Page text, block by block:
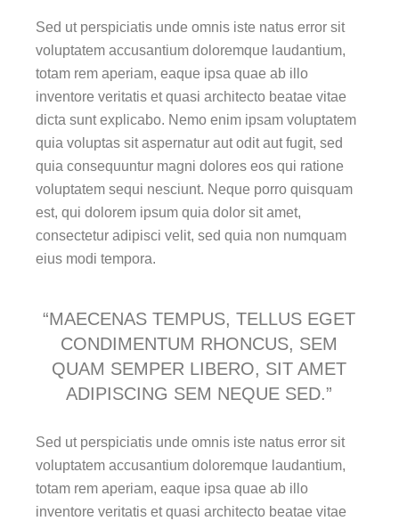
Sed ut perspiciatis unde omnis iste natus error sit
voluptatem accusantium doloremque laudantium,
totam rem aperiam, eaque ipsa quae ab illo
inventore veritatis et quasi architecto beatae vitae
dicta sunt explicabo. Nemo enim ipsam voluptatem
quia voluptas sit aspernatur aut odit aut fugit, sed
quia consequuntur magni dolores eos qui ratione
voluptatem sequi nesciunt. Neque porro quisquam
est, qui dolorem ipsum quia dolor sit amet,
consectetur adipisci velit, sed quia non numquam
eius modi tempora.
“MAECENAS TEMPUS, TELLUS EGET
CONDIMENTUM RHONCUS, SEM
QUAM SEMPER LIBERO, SIT AMET
ADIPISCING SEM NEQUE SED.”
Sed ut perspiciatis unde omnis iste natus error sit
voluptatem accusantium doloremque laudantium,
totam rem aperiam, eaque ipsa quae ab illo
inventore veritatis et quasi architecto beatae vitae